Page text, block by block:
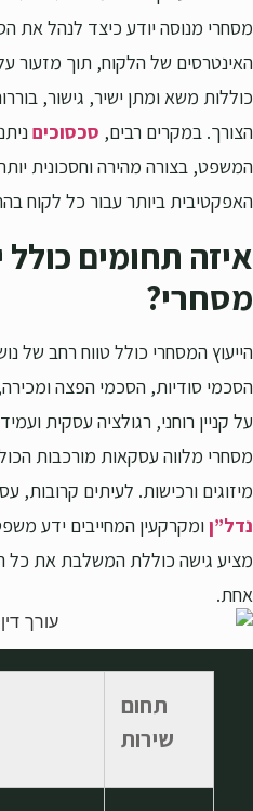
מסחרי מנוסה יודע כיצד לנהל את
האינטרסים של הלקוח, תוך מזעור
כוללות משא ומתן ישיר, גישור,
הצורך. במקרים רבים, סכסוכים
המשפט, בצורה מהירה וחסכונית
האפקטיבית ביותר עבור כל לקוח
איזה תחומים כולל
מסחרי?
הייעוץ המסחרי כולל טווח רחב של
הסכמי סודיות, הסכמי הפצה
על קניין רוחני, רגולציה עסקית
מסחרי מלווה עסקאות מורכבות
מיזוגים ורכישות. לעיתים קרובות,
נדל”ןומקרקעין המחייבים ידע
מציע גישה כוללת המשלבת את כל
אחת.
תחום
שירות